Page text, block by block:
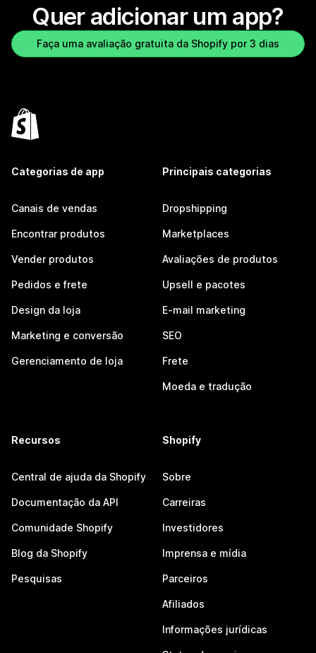
Quer adicionar um app?
Faça uma avaliação gratuita da Shopify por 3 dias
Categorias de app
Canais de vendas
Encontrar produtos
Vender produtos
Pedidos e frete
Design da loja
Marketing e conversão
Gerenciamento de loja
Principais categorias
Dropshipping
Marketplaces
Avaliações de produtos
Upsell e pacotes
E-mail marketing
SEO
Frete
Moeda e tradução
Recursos
Central de ajuda da Shopify
Documentação da API
Comunidade Shopify
Blog da Shopify
Pesquisas
Shopify
Sobre
Carreiras
Investidores
Imprensa e mídia
Parceiros
Afiliados
Informações jurídicas